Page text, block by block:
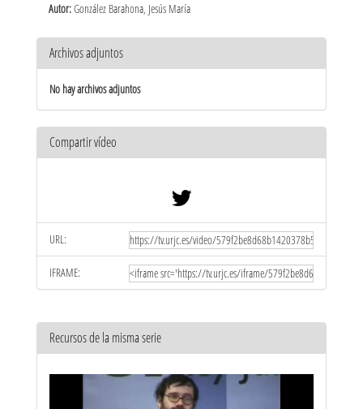
Autor:González Barahona, Jesús María
Archivos adjuntos
No hay archivos adjuntos
Compartir vídeo
URL:
IFRAME:
Recursos de la misma serie